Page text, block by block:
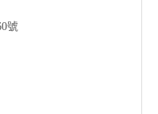
號